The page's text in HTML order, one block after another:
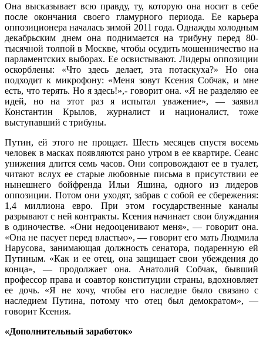
Она высказывает всю правду, ту, которую она носит в себе
после окончания своего гламурного периода. Ее карьера
оппозиционера началась зимой 2011 года. Однажды холодным
декабрьским днем она поднимается на трибуну перед 80-
тысячной толпой в Москве, чтобы осудить мошенничество на
парламентских выборах. Ее освистывают. Лидеры оппозиции
оскорблены: «Что здесь делает, эта потаскуха?» Но она
подходит к микрофону: «Меня зовут Ксения Собчак, и мне
есть, что терять. Но я здесь!»,- говорит она. «Я не разделяю ее
идей, но на этот раз я испытал уважение», — заявил
Константин Крылов, журналист и националист, тоже
выступавший с трибуны.
Путин, ей этого не прощает. Шесть месяцев спустя восемь
человек в масках появляются рано утром в ее квартире. Сеанс
унижения длится семь часов. Они сопровождают ее в туалет,
читают вслух ее старые любовные письма в присутствии ее
нынешнего бойфренда Ильи Яшина, одного из лидеров
оппозиции. Потом они уходят, забрав с собой ее сбережения:
1,4 миллиона евро. При этом государственные каналы
разрывают с ней контракты. Ксения начинает свои блуждания
в одиночестве. «Они недооценивают меня», — говорит она.
«Она не пасует перед властью», — говорит его мать Людмила
Нарусова, занимающая должность сенатора, подаренную ей
Путиным. «Как и ее отец, она защищает свои убеждения до
конца», — продолжает она. Анатолий Собчак, бывший
профессор права и соавтор конституции страны, вдохновляет
ее дочь. «Я не хочу, чтобы его наследие было связано с
наследием Путина, потому что отец был демократом», —
говорит Ксения.
«Дополнительный заработок»